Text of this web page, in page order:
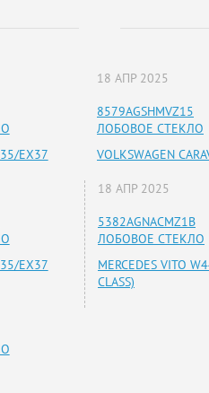
EX37
EX37
18 АПР 2025
8579AGSHMVZ15
ЛОБОВОЕ СТЕКЛО
VOLKSWAGEN
18 АПР 2025
5382AGNACMZ1B
ЛОБОВОЕ СТЕКЛО
MERCEDES VITO
CLASS)